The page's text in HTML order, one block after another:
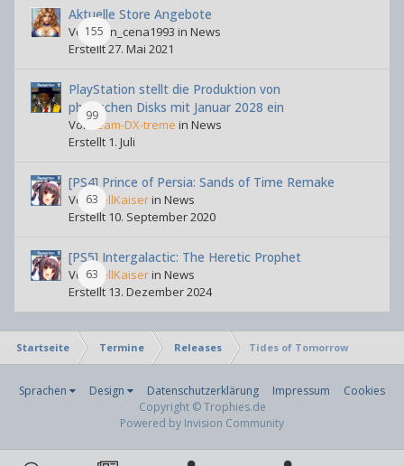
155
Aktuelle Store Angebote
Vonjohn_cena1993 in News
Erstellt27. Mai 2021
99
PlayStation stellt die Produktion von
physischen Disks mit Januar 2028 ein
Vonteam-DX-treme in News
Erstellt 1. Juli
63
[PS4] Prince of Persia: Sands of Time Remake
VonHellKaiserin News
Erstellt 10. September 2020
63
[PS5] Intergalactic: The Heretic Prophet
VonHellKaiserin News
Erstellt 13. Dezember 2024
Startseite Termine Releases Tides of Tomorrow
Sprachen Design Datenschutzerklärung Impressum
Cookies
Copyright © Trophies.de
Powered by Invision Community